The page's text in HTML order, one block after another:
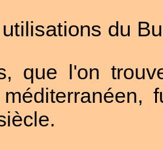
du
que l'on